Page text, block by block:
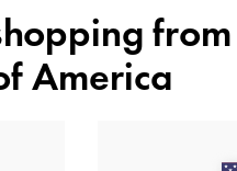
from
America